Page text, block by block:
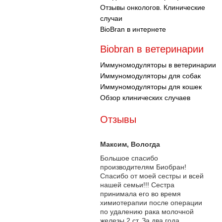
Отзывы онкологов. Клинические
случаи
BioBran в интернете
Biobran в ветеринарии
Иммуномодуляторы в ветеринарии
Иммуномодуляторы для собак
Иммуномодуляторы для кошек
Обзор клинических случаев
Отзывы
Максим, Вологда
Большое спасибо
производителям Биобран!
Спасибо от моей сестры и всей
нашей семьи!!! Сестра
принимала его во время
химиотерапии после операции
по удалению рака молочной